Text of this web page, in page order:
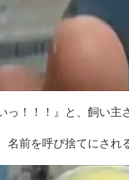
っ！！！』と、飼い主
名前を呼び捨てにさ